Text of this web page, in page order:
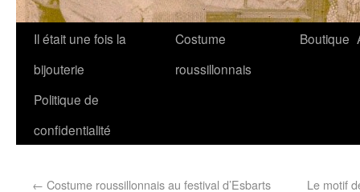
Il était une fois la
bijouterie
Costume
roussillonnais
Boutique
Politique de
confidentialité
← Costume roussillonnais au festival d’Esbarts
Le motif